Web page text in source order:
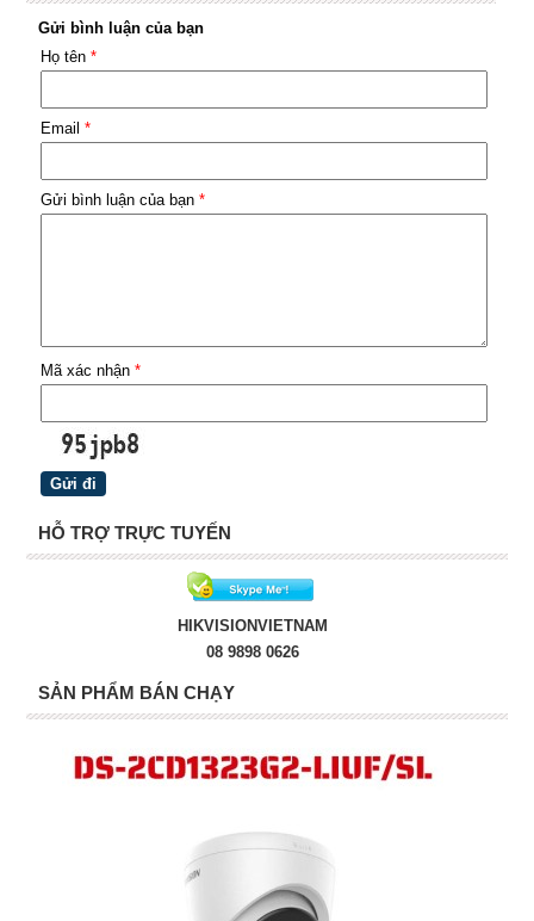
Gửi bình luận của bạn
Họ tên *
Email *
Gửi bình luận của bạn *
Mã xác nhận *
HỖ TRỢ TRỰC TUYẾN
HIKVISIONVIETNAM
08 9898 0626
SẢN PHẨM BÁN CHẠY